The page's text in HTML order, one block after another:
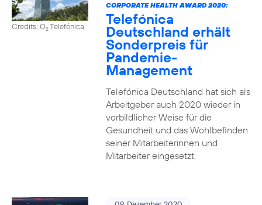
Credits: O2Telefónica
CORPORATE HEALTH AWARD 2020:
Telefónica
Deutschland erhält
Sonderpreis für
Pandemie-
Management
Telefónica Deutschland hat sich als
Arbeitgeber auch 2020 wieder in
vorbildlicher Weise für die
Gesundheit und das Wohlbefinden
seiner Mitarbeiterinnen und
Mitarbeiter eingesetzt.